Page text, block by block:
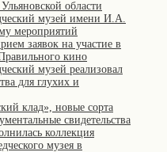
области
музей имени И.А.
мероприятий
заявок на участие в
кино
музей реализовал
для глухих и
клад», новые сорта
свидетельства
коллекция
музея в